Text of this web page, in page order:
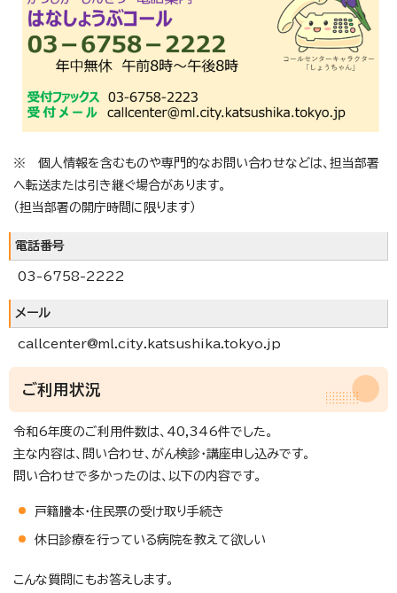
※ 個人情報を含むものや専門的なお問い合わせなどは、担当部署
へ転送または引き継ぐ場合があります。
（担当部署の開庁時間に限ります）
電話番号
03-6758-2222
メール
callcenter@ml.city.katsushika.tokyo.jp
ご利用状況
令和6年度のご利用件数は、40,346件でした。
主な内容は、問い合わせ、がん検診・講座申し込みです。
問い合わせで多かったのは、以下の内容です。
戸籍謄本・住民票の受け取り手続き
休日診療を行っている病院を教えて欲しい
こんな質問にもお答えします。